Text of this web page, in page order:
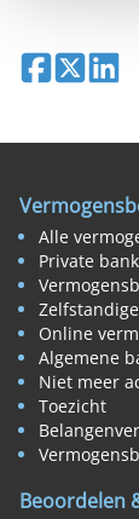
Deel opDeel op X
Deel
Alle
Private
Online
Algemene
Niet meer
Toezicht
Beoordelen